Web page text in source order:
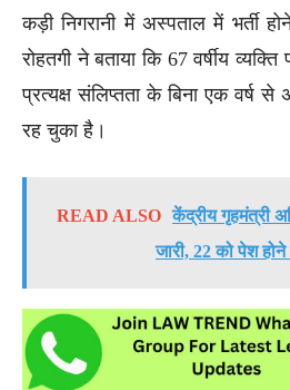
कड़ी निगरानी में अस्पताल में भर्ती
रोहतगी ने बताया कि 67 वर्षीय
प्रत्यक्ष संलिप्तता के बिना एक वर्ष
रह चुका है।
READ ALSO केंद्रीय गृहमंत्री
जारी, 22 को पेश होने